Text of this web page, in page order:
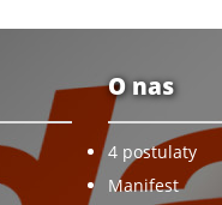
O nas
4 postulaty
Manifest